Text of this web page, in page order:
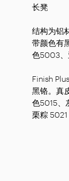
长凳
结构为铝
带颜色有
色5003、
Finish
黑铬。真
色5015、
栗粽 5021